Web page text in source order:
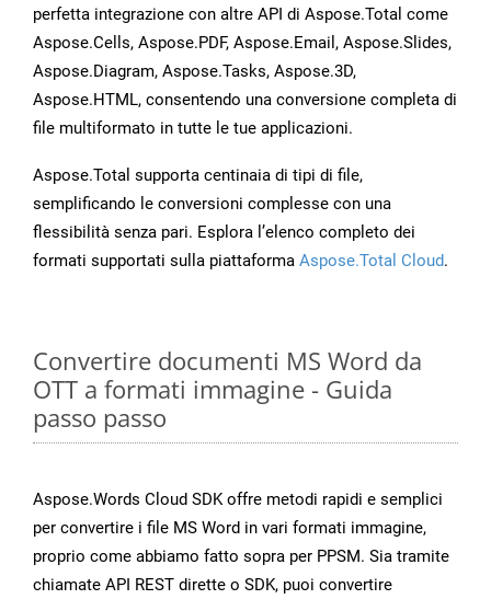
perfetta integrazione con altre API di Aspose.Total come
Aspose.Cells, Aspose.PDF, Aspose.Email, Aspose.Slides,
Aspose.Diagram, Aspose.Tasks, Aspose.3D,
Aspose.HTML, consentendo una conversione completa di
file multiformato in tutte le tue applicazioni.
Aspose.Total supporta centinaia di tipi di file,
semplificando le conversioni complesse con una
flessibilità senza pari. Esplora l’elenco completo dei
formati supportati sulla piattaforma Aspose.Total Cloud.
Convertire documenti MS Word da
OTT a formati immagine - Guida
passo passo
Aspose.Words Cloud SDK offre metodi rapidi e semplici
per convertire i file MS Word in vari formati immagine,
proprio come abbiamo fatto sopra per PPSM. Sia tramite
chiamate API REST dirette o SDK, puoi convertire